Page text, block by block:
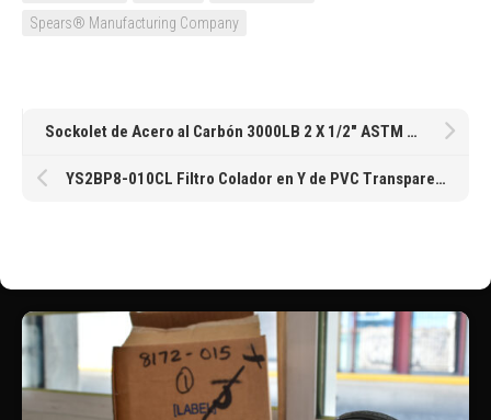
Spears® Manufacturing Company
Sockolet de Acero al Carbón 3000LB 2 X 1/2″ ASTM A105 SA105N MSS-SP-97 ASME B16
YS2BP8-010CL Filtro Colador en Y de PVC Transparente Extremos Tuercas Unión Roscadas con Empaques de EPDM y Malla 8 Spears® de 1″